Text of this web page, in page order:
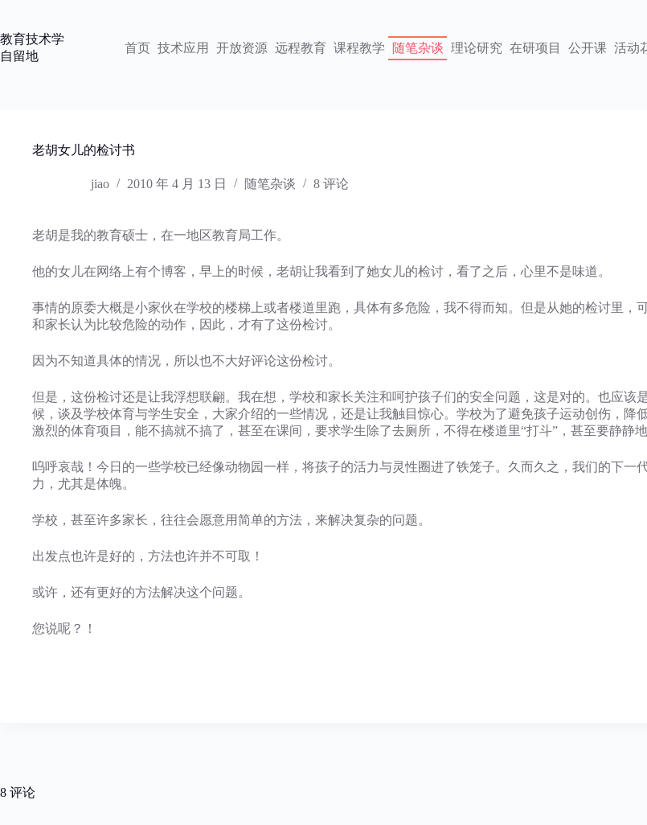
内
容
教育技术学
自留地
首页 技术应用 开放资源 远程教育 课程教学 随笔杂谈 理论研究 在研项目 公开课 活动
老胡女儿的检讨书
jiao 2010 年 4 月 13 日 随笔杂谈 8 评论
老胡是我的教育硕士，在一地区教育局工作。
他的女儿在网络上有个博客，早上的时候，老胡让我看到了她女儿的检讨，看了之后，心里不是味道。
事情的原委大概是小家伙在学校的楼梯上或者楼道里跑，具体有多危险，我不得而知。但是从她的检讨里，
和家长认为比较危险的动作，因此，才有了这份检讨。
因为不知道具体的情况，所以也不大好评论这份检讨。
但是，这份检讨还是让我浮想联翩。我在想，学校和家长关注和呵护孩子们的安全问题，这是对的。也应该
候，谈及学校体育与学生安全，大家介绍的一些情况，还是让我触目惊心。学校为了避免孩子运动创伤，降
激烈的体育项目，能不搞就不搞了，甚至在课间，要求学生除了去厕所，不得在楼道里“打斗”，甚至要静静
呜呼哀哉！今日的一些学校已经像动物园一样，将孩子的活力与灵性圈进了铁笼子。久而久之，我们的下一
力，尤其是体魄。
学校，甚至许多家长，往往会愿意用简单的方法，来解决复杂的问题。
出发点也许是好的，方法也许并不可取！
或许，还有更好的方法解决这个问题。
您说呢？！
8 评论